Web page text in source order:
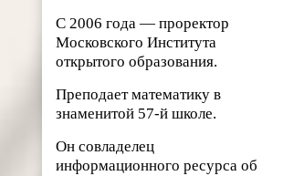
С 2006 года — проректор
Московского Института
открытого образования.
Преподает математику в
знаменитой 57-й школе.
Он совладелец
информационного ресурса об